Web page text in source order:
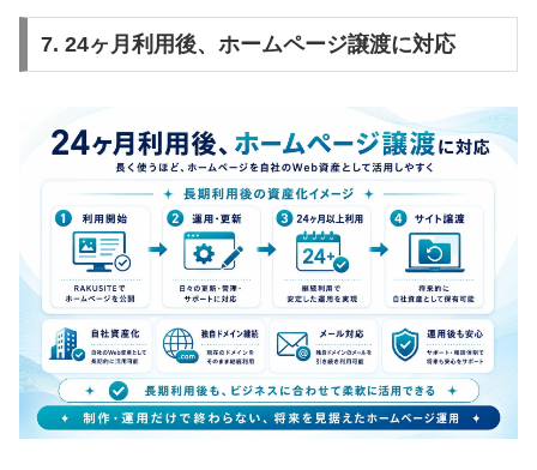
7. 24ヶ月利用後、ホームページ譲渡に対応